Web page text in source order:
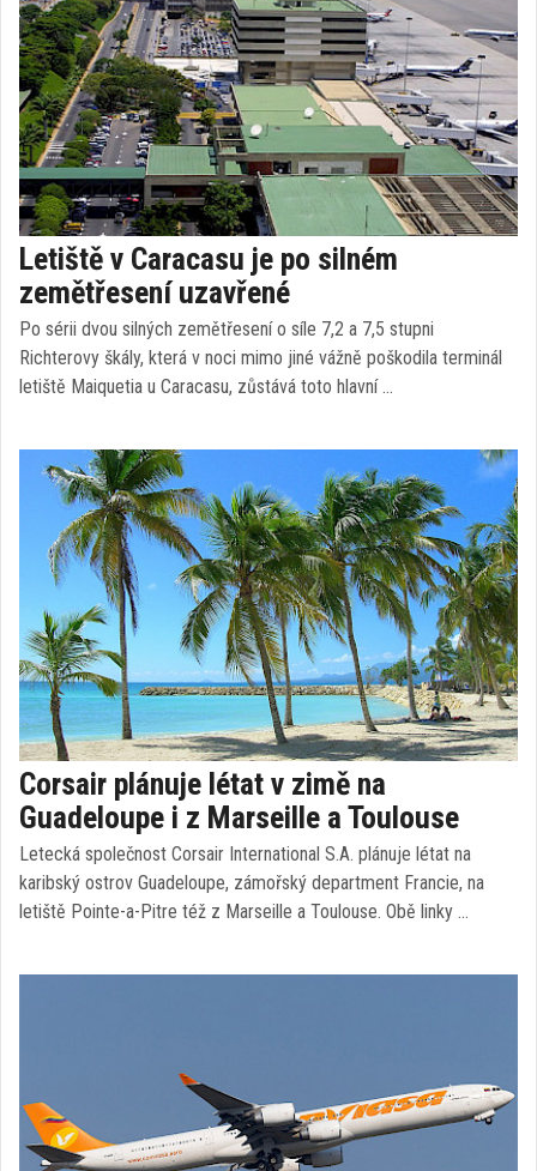
Letiště v Caracasu je po silném
zemětřesení uzavřené
Po sérii dvou silných zemětřesení o síle 7,2 a 7,5 stupni
Richterovy škály, která v noci mimo jiné vážně poškodila terminál
letiště Maiquetia u Caracasu, zůstává toto hlavní …
Corsair plánuje létat v zimě na
Guadeloupe i z Marseille a Toulouse
Letecká společnost Corsair International S.A. plánuje létat na
karibský ostrov Guadeloupe, zámořský department Francie, na
letiště Pointe-a-Pitre též z Marseille a Toulouse. Obě linky …